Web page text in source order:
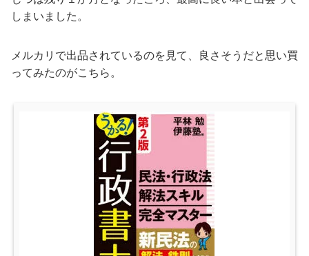
しまいました。
メルカリで出品されているのを見て、良さそうだと思い買
ってみたのがこちら。